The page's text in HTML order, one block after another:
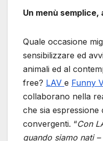
Un menù
Quale occasione
sensibilizzare ed
animali ed al
free? LAV e Funny
collaborano nella
che sia espressione
convergenti. “Con
quando siamo nati –